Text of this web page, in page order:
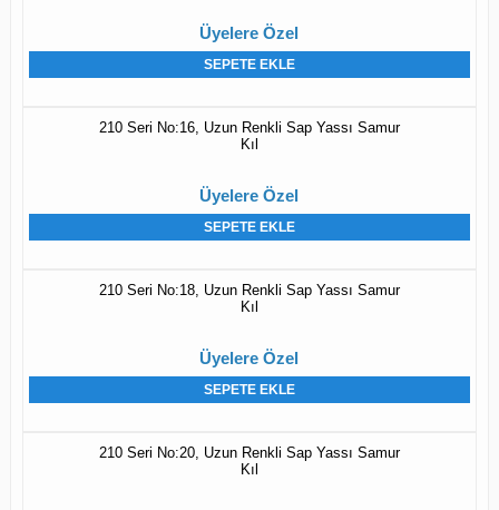
Üyelere Özel
SEPETE EKLE
210 Seri No:16, Uzun Renkli Sap Yassı Samur
Kıl
Üyelere Özel
SEPETE EKLE
210 Seri No:18, Uzun Renkli Sap Yassı Samur
Kıl
Üyelere Özel
SEPETE EKLE
210 Seri No:20, Uzun Renkli Sap Yassı Samur
Kıl